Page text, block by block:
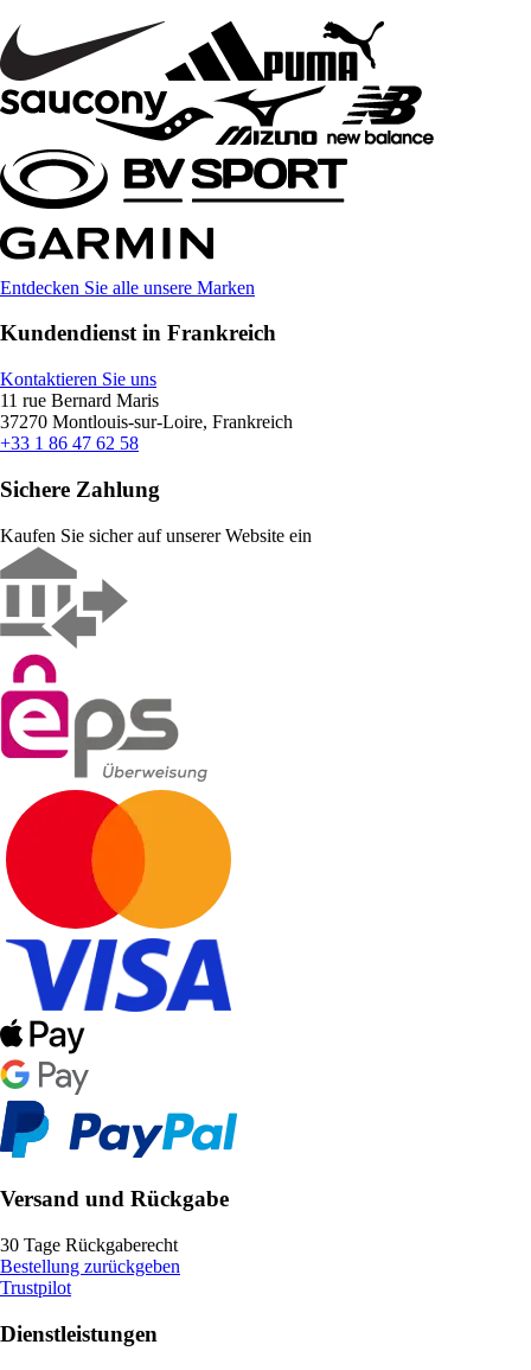
Entdecken Sie alle unsere Marken
Kundendienst in Frankreich
Kontaktieren Sie uns
11 rue Bernard Maris
37270 Montlouis-sur-Loire, Frankreich
+33 1 86 47 62 58
Sichere Zahlung
Kaufen Sie sicher auf unserer Website ein
Versand und Rückgabe
30 Tage Rückgaberecht
Bestellung zurückgeben
Trustpilot
Dienstleistungen